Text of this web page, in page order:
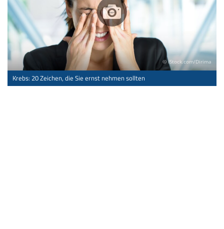
© iStock.com/Dirima
Krebs: 20 Zeichen, die Sie ernst nehmen sollten